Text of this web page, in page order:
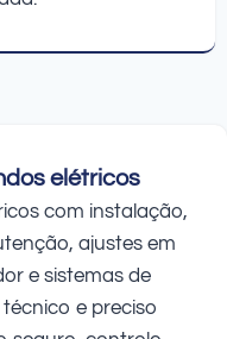
elétricos
com instalação,
ajustes em
e sistemas de
e preciso